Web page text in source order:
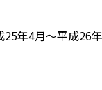
25年4月～平成26